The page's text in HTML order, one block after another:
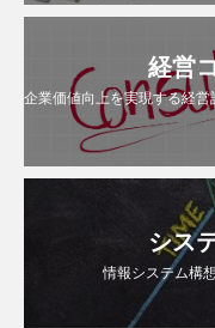
経営
企業価値向上を実現する経
シス
情報システム構